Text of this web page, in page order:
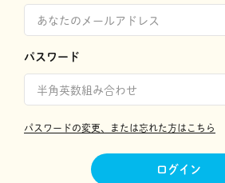
パスワード
パスワードの変更、または忘れた方はこちら
ログイン